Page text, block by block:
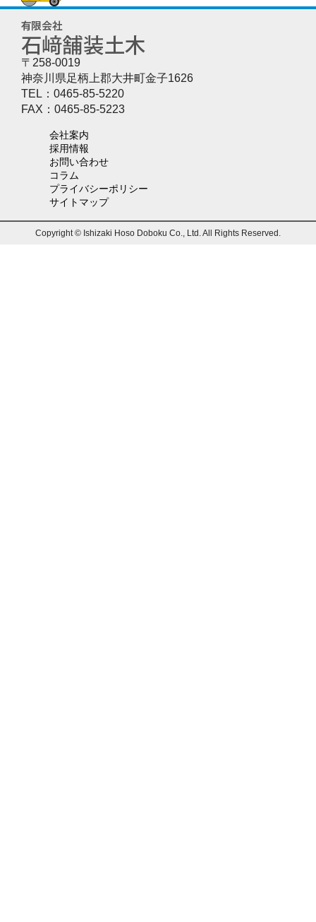
〒258-0019
神奈川県足柄上郡大井町金子1626
TEL：0465-85-5220
FAX：0465-85-5223
会社案内
採用情報
お問い合わせ
コラム
プライバシーポリシー
サイトマップ
Copyright © Ishizaki Hoso Doboku Co., Ltd. All Rights Reserved.